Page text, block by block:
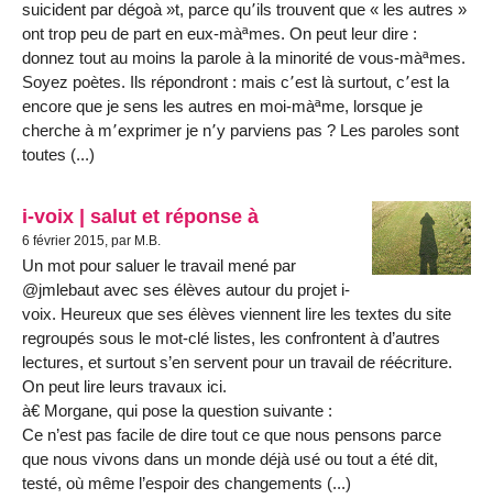
suicident par dégoà »t, parce qu՚ils trouvent que « les autres »
ont trop peu de part en eux-màªmes. On peut leur dire :
donnez tout au moins la parole à la minorité de vous-màªmes.
Soyez poètes. Ils répondront : mais c՚est là surtout, c՚est la
encore que je sens les autres en moi-màªme, lorsque je
cherche à m՚exprimer je n՚y parviens pas ? Les paroles sont
toutes (...)
i-voix | salut et réponse à
6 février 2015, par M.B.
Un mot pour saluer le travail mené par
@jmlebaut avec ses élèves autour du projet i-
voix. Heureux que ses élèves viennent lire les textes du site
regroupés sous le mot-clé listes, les confrontent à d’autres
lectures, et surtout s’en servent pour un travail de réécriture.
On peut lire leurs travaux ici.
à€ Morgane, qui pose la question suivante :
Ce n’est pas facile de dire tout ce que nous pensons parce
que nous vivons dans un monde déjà usé ou tout a été dit,
testé, où même l’espoir des changements (...)